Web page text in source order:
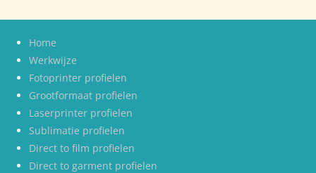
Home
Werkwijze
Fotoprinter profielen
Grootformaat profielen
Laserprinter profielen
Sublimatie profielen
Direct to film profielen
Direct to garment profielen